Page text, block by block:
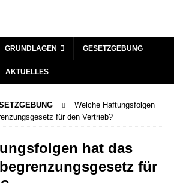
GRUNDLAGEN GESETZGEBUNG
AKTUELLES
Welche Haftungsfolgen
für den Vertrieb?
hat das
für